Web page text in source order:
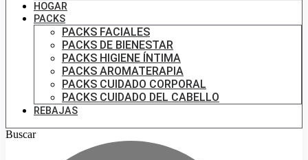
HOGAR
PACKS
PACKS FACIALES
PACKS DE BIENESTAR
PACKS HIGIENE ÍNTIMA
PACKS AROMATERAPIA
PACKS CUIDADO CORPORAL
PACKS CUIDADO DEL CABELLO
REBAJAS
Buscar